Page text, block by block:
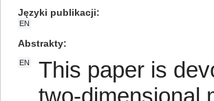
Języki publikacji
EN
Abstrakty
EN
This paper is
two-dimensional